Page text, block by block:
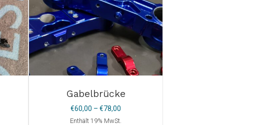
Gabelbrücke
€60,00 – €78,00
Enthält 19% MwSt.